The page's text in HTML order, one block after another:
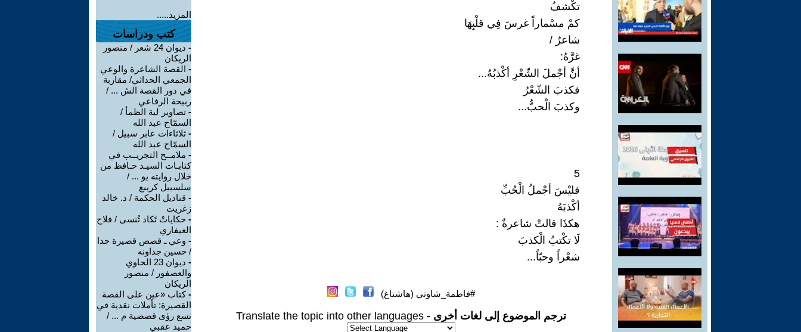
تكْشفُ
كمْ مسْماراً غرسَ فِي قلْبِهَا
شاعرٌ /
غرَّهُ:
أنَّ أجْملَ الشّعْرِ أكْذبُهُ...
فكذبَ الشّعْرُ
وكذبَ الْحبُّ...
5
فليْسَ أجْملُ الْحُبِّ
أكْذبَهُ
هكذَا قالتْ شاعرةٌ :
لَا تكْتبُ الْكذبَ
شعْراً وحبّاً...
#فاطمة_شاوتي (هاشتاغ)
ترجم الموضوع إلى لغات أخرى - Translate the topic into other languages
المزيد.....
كتب ودراسات
-
ديوان 24 شعر / منصور
الريكان
- القصة الشاعرة والوعي
الجمعي الحداثي/ مقاربة
في دور القصة الش ... /
ربيحة الرفاعي
- تصاوير لية الظمأ /
السمّاح عبد الله
- ثلاثاءات عابر سبيل /
السمّاح عبد الله
- ملامــح التجريــب في
كتابـات السيـد حـافظ من
خلال روايته يو ... /
سلسبيل كريبع
- قناديل الحكمة / د. خالد
زغريت
- حكاياتْ تَكاد تُنسى / فلاح
العيفاري
- وعي ـ قصص قصيرة جدا
/ حسين جداونه
-
ديوان 23 الحاوي
والعصفور / منصور
الريكان
-كتاب «عين على القصة
القصيرة: تأملات نقدية في
تسع رؤى قصصية م ... /
حميد عقبي